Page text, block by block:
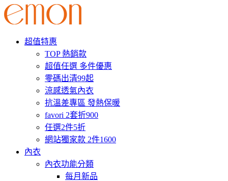
超值特惠
TOP 熱銷款
超值任選 多件優惠
零碼出清99起
涼感透氣內衣
抗溫差專區 發熱保暖
favori 2套折900
任選2件5折
網站獨家款 2件1600
內衣
內衣功能分類
每月新品